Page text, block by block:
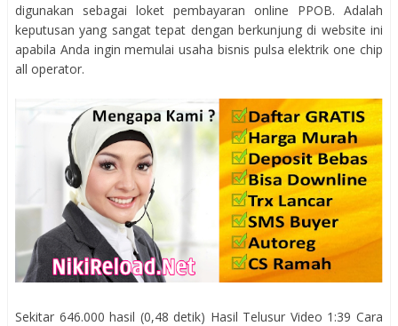
digunakan sebagai loket pembayaran online PPOB. Adalah
keputusan yang sangat tepat dengan berkunjung di website ini
apabila Anda ingin memulai usaha bisnis pulsa elektrik one chip
all operator.
Sekitar 646.000 hasil (0,48 detik) Hasil Telusur Video 1:39 Cara